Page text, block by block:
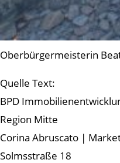
Oberbürgermeisterin
Quelle Text:
BPD
Region Mitte
Corina Abruscato |
Solmsstraße 18